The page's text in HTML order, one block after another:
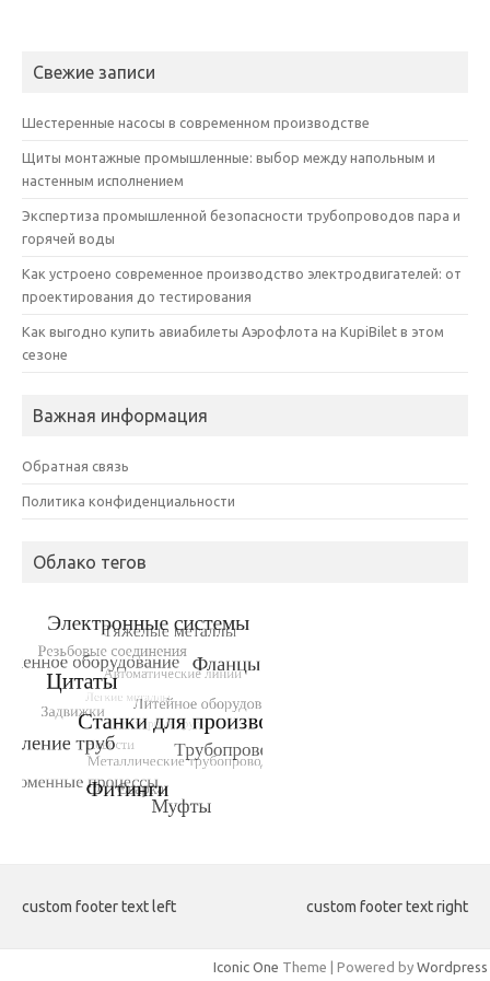
Свежие записи
Шестеренные насосы в современном производстве
Щиты монтажные промышленные: выбор между напольным и
настенным исполнением
Экспертиза промышленной безопасности трубопроводов пара и
горячей воды
Как устроено современное производство электродвигателей: от
проектирования до тестирования
Как выгодно купить авиабилеты Аэрофлота на KupiBilet в этом
сезоне
Важная информация
Обратная связь
Политика конфиденциальности
Облако тегов
custom footer text left custom footer text right
Iconic One Theme | Powered by Wordpress